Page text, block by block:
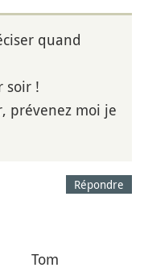
quand
soir !
prévenez moi je
Répondre
Tom